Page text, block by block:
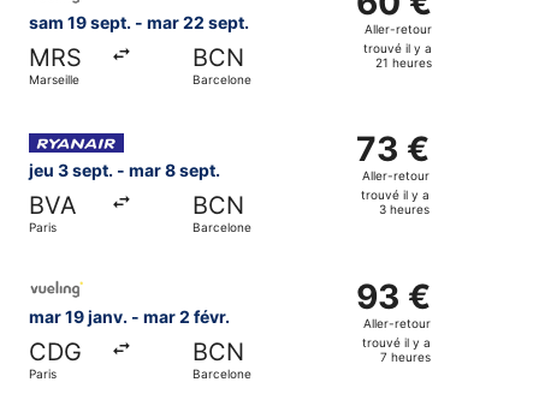
8
heures
sam 19 sept. - mar 22 sept.
MRS
Marseille
BCN
Barcelone
Aller-
retour,
trouvé
a
21
heures
Aller-retour
trouvé il y a
21 heures
jeu 3 sept. - mar 8 sept.
BVA
Paris
BCN
Barcelone
73 €
Aller-
retour,
trouvé
a
3
heures
73 €
Aller-retour
trouvé il y a
3 heures
mar 19 janv. - mar 2 févr.
CDG
Paris
BCN
Barcelone
93 €
Aller-
retour,
trouvé
93 €
Aller-retour
trouvé il y a
7 heures